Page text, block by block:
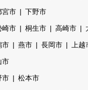
宮市 下野市
崎市 桐生市 高崎市
市 燕市 長岡市 上越
市
市 松本市